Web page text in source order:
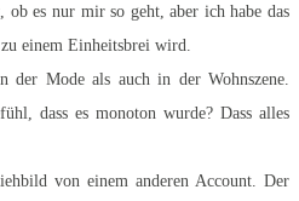
es nur mir so geht, aber ich habe das
einem Einheitsbrei wird.
der Mode als auch in der Wohnszene.
dass es monoton wurde? Dass alles
von einem anderen Account. Der